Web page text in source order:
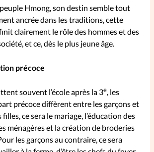
Hmong, son destin semble tout
ancrée dans les traditions, cette
clairement le rôle des hommes et des
et ce, dès le plus jeune âge.
précoce
souvent l’école après la 3e, les
précoce diffèrent entre les garçons et
ce sera le mariage, l’éducation des
ménagères et la création de broderies
les garçons au contraire, ce sera